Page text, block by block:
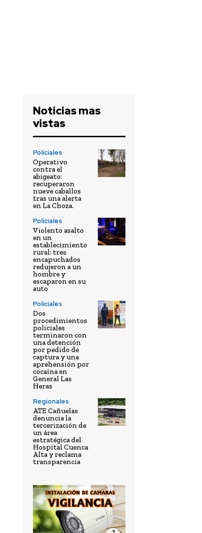
Noticias mas
vistas
Policiales
Operativo
contra el
abigeato:
recuperaron
nueve caballos
tras una alerta
en La Choza.
Policiales
Violento asalto
en un
establecimiento
rural: tres
encapuchados
redujeron a un
hombre y
escaparon en su
auto
Policiales
Dos
procedimientos
policiales
terminaron con
una detención
por pedido de
captura y una
aprehensión por
cocaína en
General Las
Heras
Regionales
ATE Cañuelas
denuncia la
tercerización de
un área
estratégica del
Hospital Cuenca
Alta y reclama
transparencia